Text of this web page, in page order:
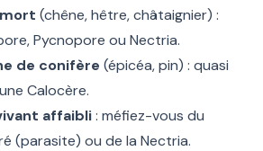
(chêne, hêtre, châtaignier) :
Pycnopore ou Nectria.
de conifère (épicéa, pin) : quasi
Calocère.
affaibli: méfiez-vous du
(parasite) ou de la Nectria.